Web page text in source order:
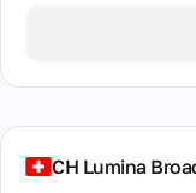
CH Lumina